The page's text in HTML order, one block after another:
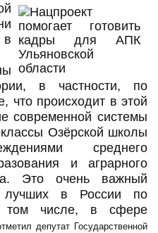
в частности, по
что происходит в этой
современной системы
Озёрской школы
среднего
и аграрного
Это очень важный
в России по
том числе, в сфере
депутат Государственной